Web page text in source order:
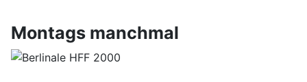
Montags manchmal